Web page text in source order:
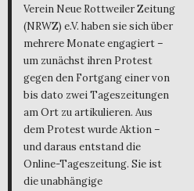
Verein Neue Rottweiler Zeitung
(NRWZ) e.V. haben sie sich über
mehrere Monate engagiert –
um zunächst ihren Protest
gegen den Fortgang einer von
bis dato zwei Tageszeitungen
am Ort zu artikulieren. Aus
dem Protest wurde Aktion –
und daraus entstand die
Online-Tageszeitung. Sie ist
die unabhängige